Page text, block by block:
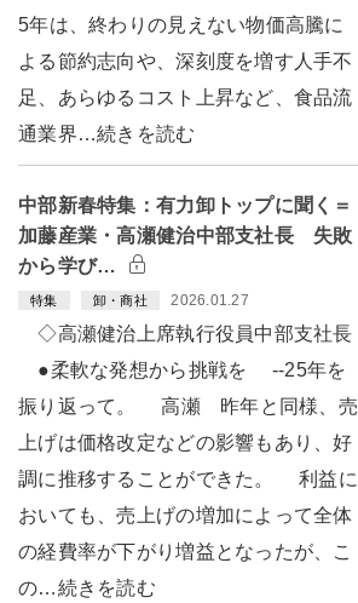
5年は、終わりの見えない物価高騰に
よる節約志向や、深刻度を増す人手不
足、あらゆるコスト上昇など、食品流
通業界…続きを読む
中部新春特集：有力卸トップに聞く＝
加藤産業・高瀬健治中部支社長 失敗
から学び…
特集 卸・商社 2026.01.27
◇高瀬健治上席執行役員中部支社長
●柔軟な発想から挑戦を --25年を
振り返って。 高瀬 昨年と同様、売
上げは価格改定などの影響もあり、好
調に推移することができた。 利益に
おいても、売上げの増加によって全体
の経費率が下がり増益となったが、こ
の…続きを読む